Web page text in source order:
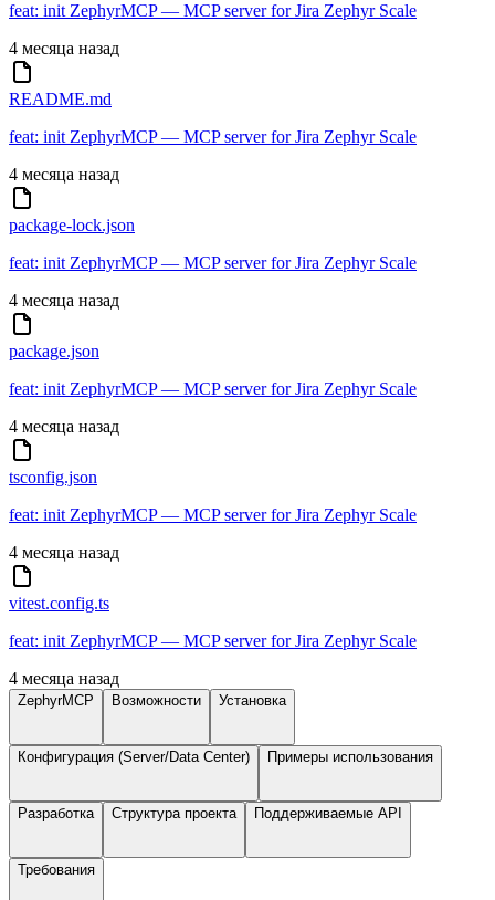
feat: init ZephyrMCP — MCP server for Jira Zephyr Scale
4 месяца назад
README.md
feat: init ZephyrMCP — MCP server for Jira Zephyr Scale
4 месяца назад
package-lock.json
feat: init ZephyrMCP — MCP server for Jira Zephyr Scale
4 месяца назад
package.json
feat: init ZephyrMCP — MCP server for Jira Zephyr Scale
4 месяца назад
tsconfig.json
feat: init ZephyrMCP — MCP server for Jira Zephyr Scale
4 месяца назад
vitest.config.ts
feat: init ZephyrMCP — MCP server for Jira Zephyr Scale
4 месяца назад
ZephyrMCP Возможности Установка
Конфигурация (Server/Data Center) Примеры использования
Разработка Структура проекта Поддерживаемые API
Требования